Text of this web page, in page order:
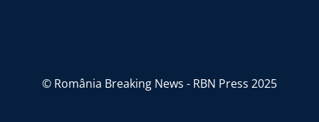
© România Breaking News - RBN Press 2025